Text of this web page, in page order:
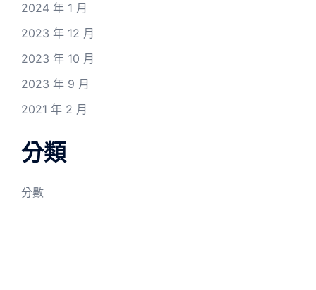
2024 年 1 月
2023 年 12 月
2023 年 10 月
2023 年 9 月
2021 年 2 月
分類
分數